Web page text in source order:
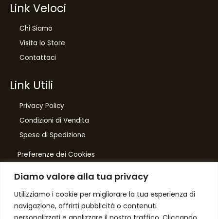
Diamo valore alla tua privacy
Utilizziamo i cookie per migliorare la tua esperienza di
navigazione, offrirti pubblicità o contenuti
Link Veloci
Chi Siamo
Visita lo Store
Contattaci
Link Utili
Privacy Policy
Condizioni di Vendita
Spese di Spedizione
Preferenze dei Cookies
Number One
di Domenico Toccacieli
Via G. Mazzini 5/C
di sconto, solo per te
Iscriviti per ricevere il tuo sconto esclusivo e
e offerte!